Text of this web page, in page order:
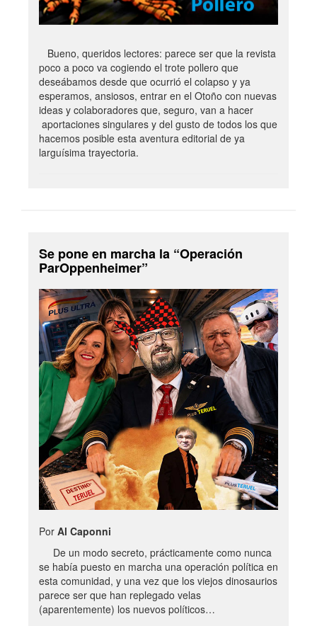
Bueno, queridos lectores: parece ser que la revista
poco a poco va cogiendo el trote pollero que
deseábamos desde que ocurrió el colapso y ya
esperamos, ansiosos, entrar en el Otoño con nuevas
ideas y colaboradores que, seguro, van a hacer
aportaciones singulares y del gusto de todos los que
hacemos posible esta aventura editorial de ya
larguísima trayectoria.
Se pone en marcha la “Operación
ParOppenheimer”
Por Al Caponni
De un modo secreto, prácticamente como nunca
se había puesto en marcha una operación política en
esta comunidad, y una vez que los viejos dinosaurios
parece ser que han replegado velas
(aparentemente) los nuevos políticos…